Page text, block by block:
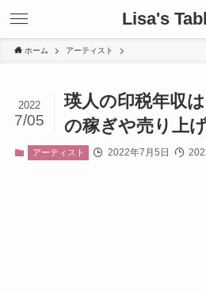
Lisa's
ホーム アーティスト
瑛人の印税年収
の稼ぎや売り上
2022
7/05
アーティスト 2022年7月5日